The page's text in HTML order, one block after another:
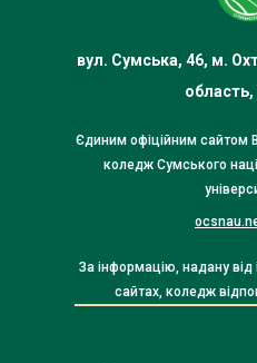
вул. Сумська, 46, м.
область,
Єдиним офіційним сайтом
коледж Сумського
За інформацію, надану
сайтах, коледж